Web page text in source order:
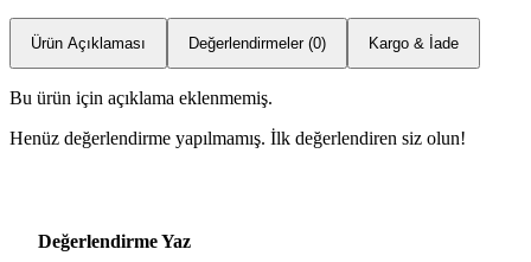
Ürün Açıklaması Değerlendirmeler (0) Kargo & İade
Bu ürün için açıklama eklenmemiş.
Henüz değerlendirme yapılmamış. İlk değerlendiren siz olun!
Değerlendirme Yaz